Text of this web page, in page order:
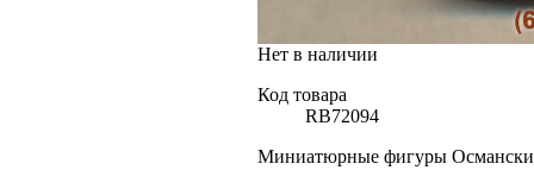
Нет в наличии
Код товара
RB72094
Миниатюрные фигуры